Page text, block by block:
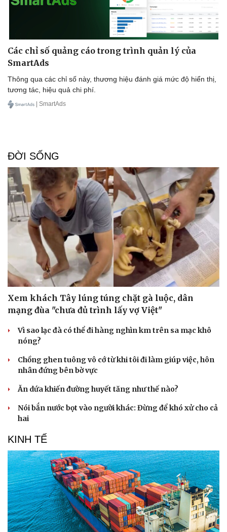
Doanh nghiệp 24h
Tin Công nghệ
Trải nghiệm
Chuyển đổi số
Các chỉ số quảng cáo trong trình quản lý của
SmartAds
Thông qua các chỉ số này, thương hiệu đánh giá mức độ hiển thị,
tương tác, hiệu quả chi phí.
| SmartAds
ĐỜI SỐNG
Xem khách Tây lúng túng chặt gà luộc, dân
mạng đùa "chưa đủ trình lấy vợ Việt"
Vì sao lạc đà có thể đi hàng nghìn km trên sa mạc khô
nóng?
Chồng ghen tuông vô cớ từ khi tôi đi làm giúp việc, hôn
nhân đứng bên bờ vực
Ăn dứa khiến đường huyết tăng như thế nào?
Nói bắn nước bọt vào người khác: Đừng để khó xử cho cả
hai
KINH TẾ